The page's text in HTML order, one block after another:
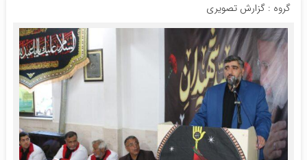
گروه :گزارش تصویری